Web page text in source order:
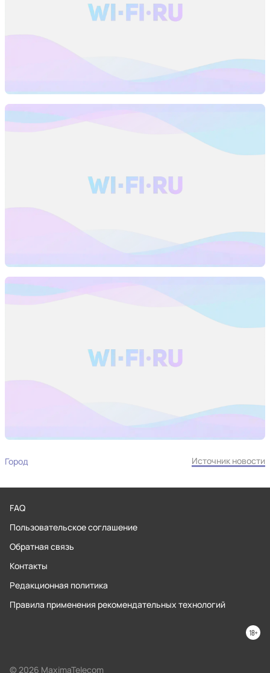
Город Источник новости
FAQ
Пользовательское соглашение
Обратная связь
Контакты
Редакционная политика
Правила применения рекомендательных технологий
© 2026 MaximaTelecom